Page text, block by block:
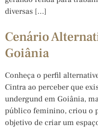
diversas […]
Cenário
Goiânia
Conheça o perfil
Cintra ao perceber que
undergund em Goiânia,
público feminino, criou o
objetivo de criar um